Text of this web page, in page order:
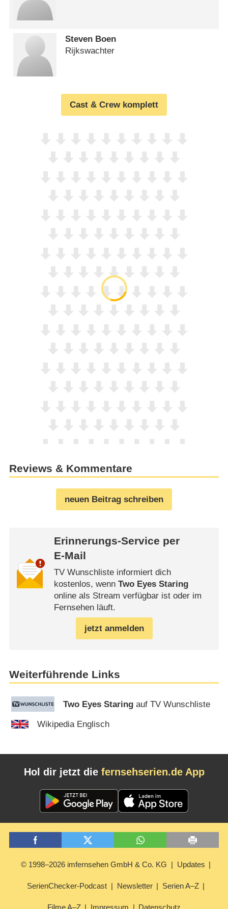
Steven Boen
Rijkswachter
Cast & Crew komplett
Reviews & Kommentare
neuen Beitrag schreiben
Erinnerungs-Service per
E-Mail
TV Wunschliste informiert dich
kostenlos, wenn Two Eyes Staring
online als Stream verfügbar ist oder im
Fernsehen läuft.
jetzt anmelden
Weiterführende Links
Two Eyes Staring auf TV Wunschliste
Wikipedia Englisch
Hol dir jetzt die fernsehserien.de App
© 1998–2026 imfernsehen GmbH & Co. KG Updates
SerienChecker-Podcast Newsletter Serien A–Z